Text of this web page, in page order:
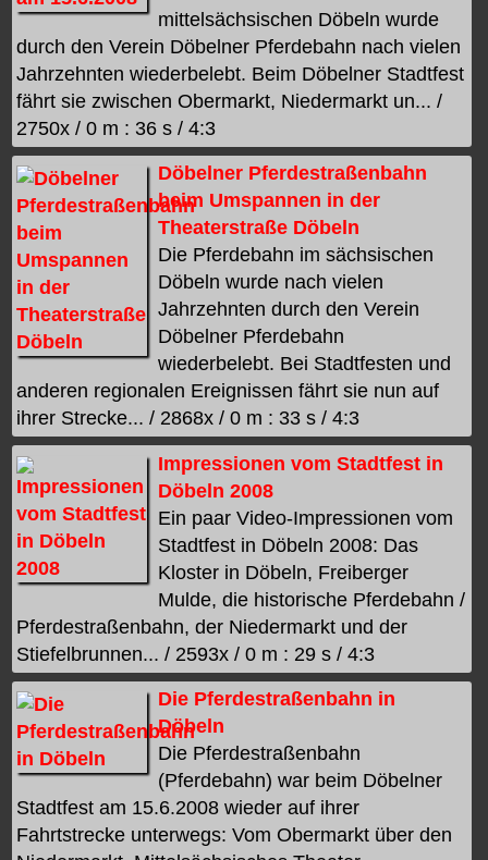
mittelsächsischen Döbeln wurde
durch den Verein Döbelner Pferdebahn nach vielen
Jahrzehnten wiederbelebt. Beim Döbelner Stadtfest
fährt sie zwischen Obermarkt, Niedermarkt un... /
2750x / 0 m : 36 s / 4:3
Döbelner Pferdestraßenbahn
beim Umspannen in der
Theaterstraße Döbeln
Die Pferdebahn im sächsischen
Döbeln wurde nach vielen
Jahrzehnten durch den Verein
Döbelner Pferdebahn
wiederbelebt. Bei Stadtfesten und
anderen regionalen Ereignissen fährt sie nun auf
ihrer Strecke... / 2868x / 0 m : 33 s / 4:3
Impressionen vom Stadtfest in
Döbeln 2008
Ein paar Video-Impressionen vom
Stadtfest in Döbeln 2008: Das
Kloster in Döbeln, Freiberger
Mulde, die historische Pferdebahn /
Pferdestraßenbahn, der Niedermarkt und der
Stiefelbrunnen... / 2593x / 0 m : 29 s / 4:3
Die Pferdestraßenbahn in
Döbeln
Die Pferdestraßenbahn
(Pferdebahn) war beim Döbelner
Stadtfest am 15.6.2008 wieder auf ihrer
Fahrtstrecke unterwegs: Vom Obermarkt über den